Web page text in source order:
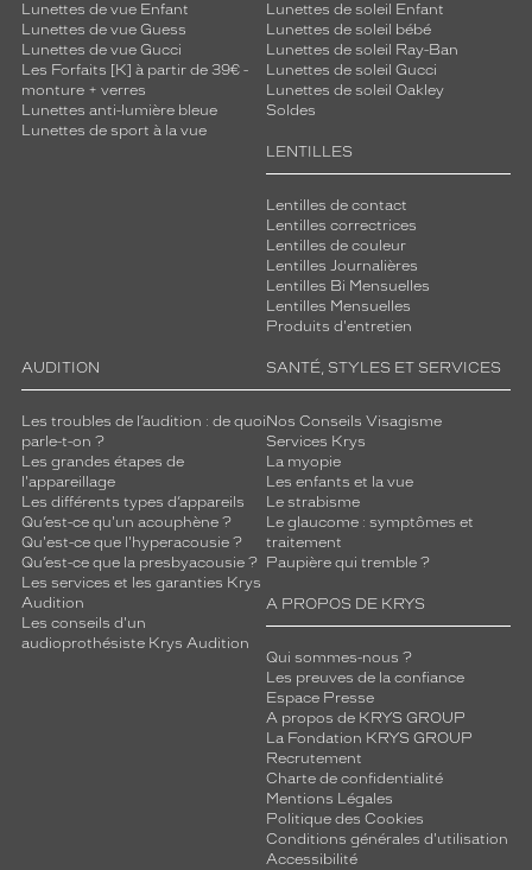
Lunettes de vue Enfant
Lunettes de vue Guess
Lunettes de vue Gucci
Les Forfaits [K] à partir de 39€ -
monture + verres
Lunettes anti-lumière bleue
Lunettes de sport à la vue
Lunettes de soleil Enfant
Lunettes de soleil bébé
Lunettes de soleil Ray-Ban
Lunettes de soleil Gucci
Lunettes de soleil Oakley
Soldes
LENTILLES
Lentilles de contact
Lentilles correctrices
Lentilles de couleur
Lentilles Journalières
Lentilles Bi Mensuelles
Lentilles Mensuelles
Produits d'entretien
AUDITION
Les troubles de l’audition : de quoi
parle-t-on ?
Les grandes étapes de
l'appareillage
Les différents types d’appareils
Qu’est-ce qu'un acouphène ?
Qu'est-ce que l'hyperacousie ?
Qu’est-ce que la presbyacousie ?
Les services et les garanties Krys
Audition
Les conseils d'un
audioprothésiste Krys Audition
SANTÉ, STYLES ET SERVICES
Nos Conseils Visagisme
Services Krys
La myopie
Les enfants et la vue
Le strabisme
Le glaucome : symptômes et
traitement
Paupière qui tremble ?
A PROPOS DE KRYS
Qui sommes-nous ?
Les preuves de la confiance
Espace Presse
A propos de KRYS GROUP
La Fondation KRYS GROUP
Recrutement
Charte de confidentialité
Mentions Légales
Politique des Cookies
Conditions générales d'utilisation
Accessibilité